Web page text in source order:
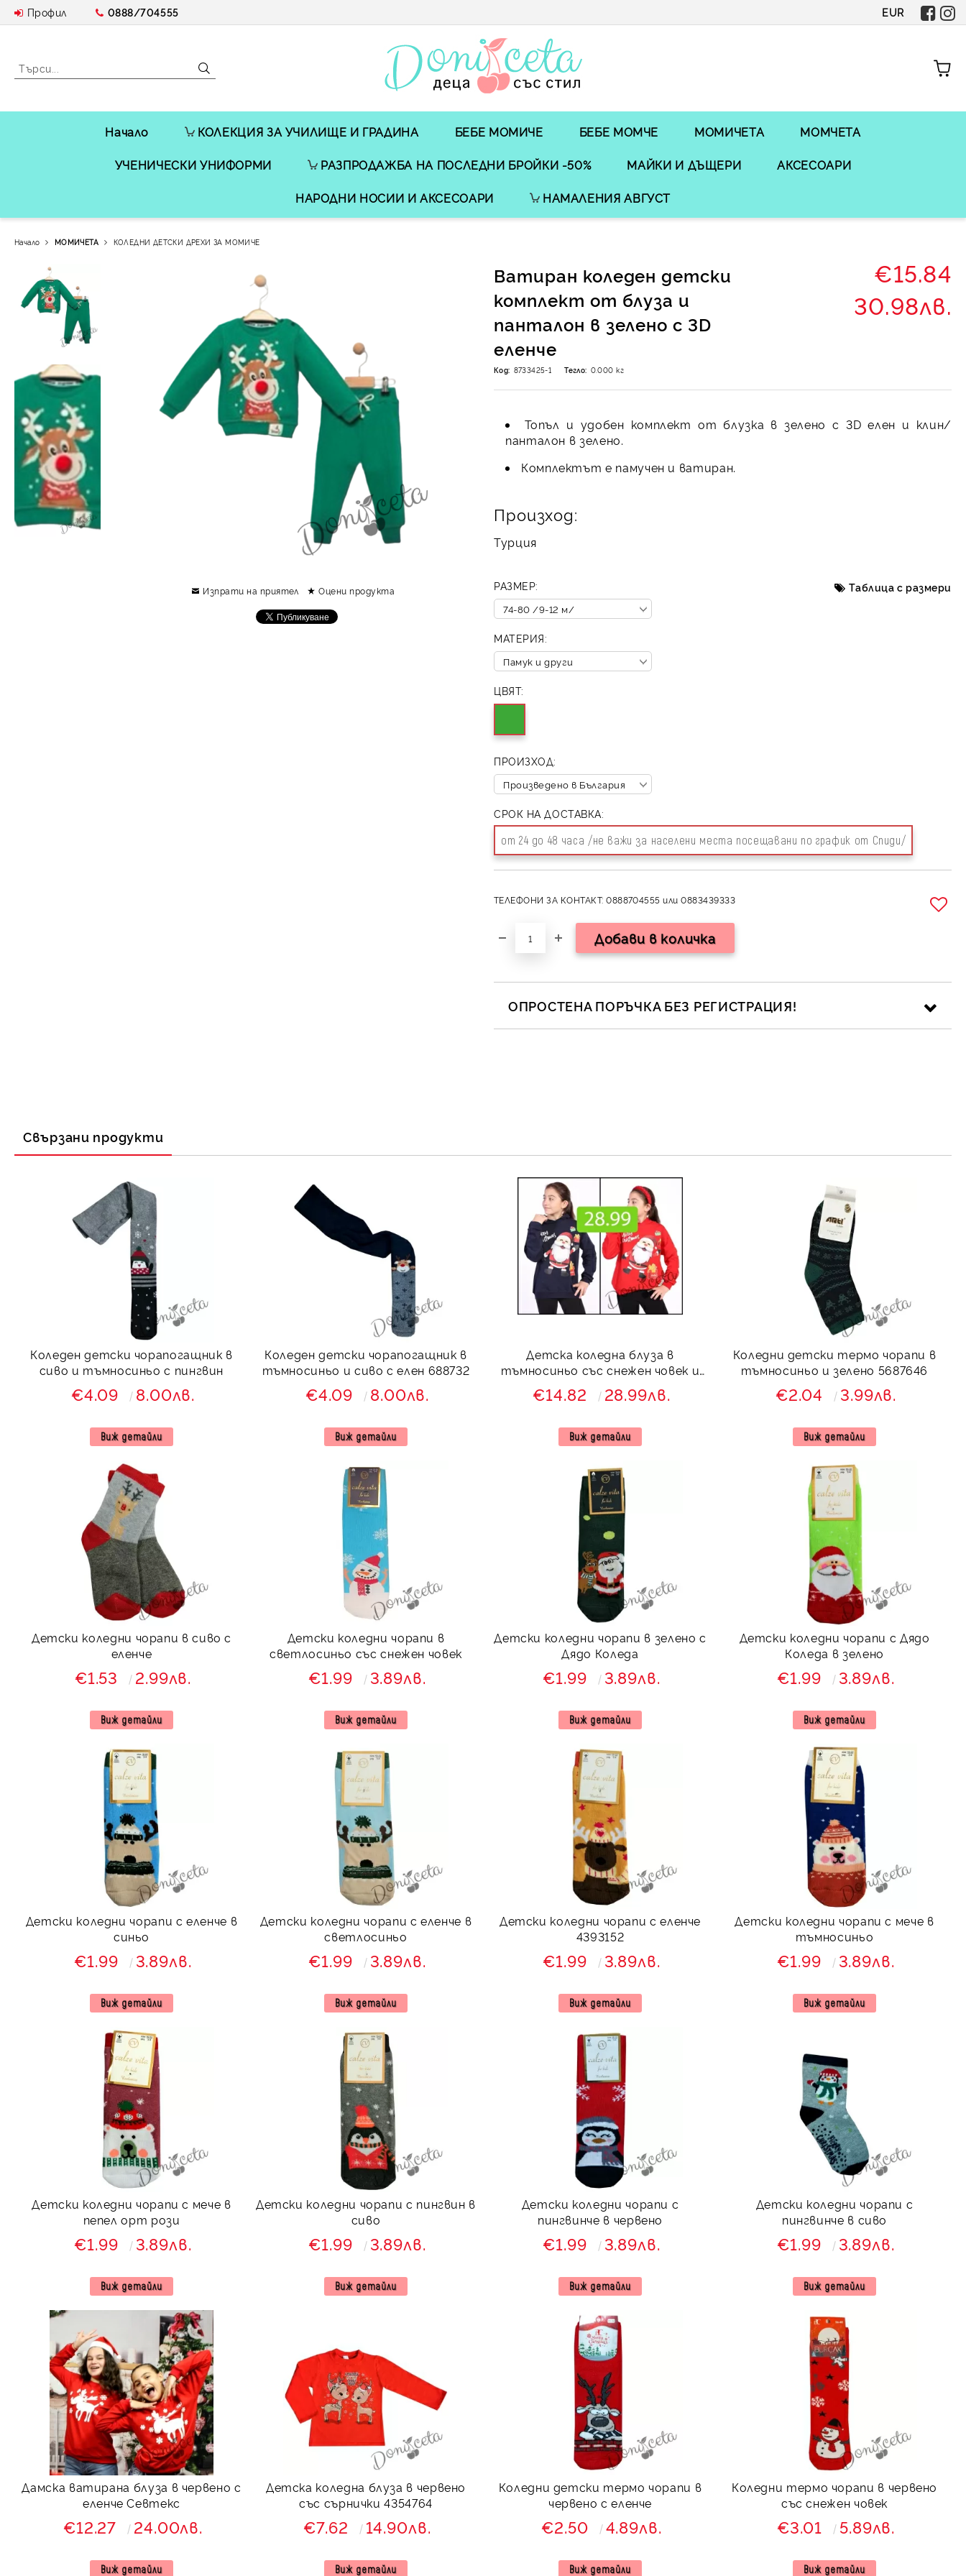
Профил 0888/704555 EUR
Начало КОЛЕКЦИЯ ЗА УЧИЛИЩЕ И ГРАДИНА БЕБЕ МОМИЧЕ БЕБЕ МОМЧЕ МОМИЧЕТА МОМЧЕТА
УЧЕНИЧЕСКИ УНИФОРМИ РАЗПРОДАЖБА НА ПОСЛЕДНИ БРОЙКИ -50% МАЙКИ И ДЪЩЕРИ АКСЕСОАРИ
НАРОДНИ НОСИИ И АКСЕСОАРИ НАМАЛЕНИЯ АВГУСТ
Начало МОМИЧЕТА КОЛЕДНИ ДЕТСКИ ДРЕХИ ЗА МОМИЧЕ
Ватиран коледен детски
комплект от блуза и
панталон в зелено с 3D
еленче
€15.84
30.98лв.
Код: 8733425-1 Тегло: 0.000 кг
Топъл и удобен комплект от блузка в зелено с 3D елен и клин/
панталон в зелено.
Комплектът е памучен и ватиран.
Произход:
Турция
РАЗМЕР: Таблица с размери
МАТЕРИЯ:
ЦВЯТ:
ПРОИЗХОД:
СРОК НА ДОСТАВКА:
от 24 до 48 часа /не важи за населени места посещавани по график от Спиди/
ТЕЛЕФОНИ ЗА КОНТАКТ: 0888704555 или 0883439333
ОПРОСТЕНА ПОРЪЧКА БЕЗ РЕГИСТРАЦИЯ!
Изпрати на приятел Оцени продукта
Свързани продукти
Коледен детски чорапогащник в
сиво и тъмносиньо с пингвин
€4.09 8.00лв.
Виж детайли
Коледен детски чорапогащник в
тъмносиньо и сиво с елен 688732
€4.09 8.00лв.
Виж детайли
Детска коледна блуза в
тъмносиньо със снежен човек и
надпис
€14.82 28.99лв.
Виж детайли
Коледни детски термо чорапи в
тъмносиньо и зелено 5687646
€2.04 3.99лв.
Виж детайли
Детски коледни чорапи в сиво с
еленче
€1.53 2.99лв.
Виж детайли
Детски коледни чорапи в
светлосиньо със снежен човек
€1.99 3.89лв.
Виж детайли
Детски коледни чорапи в зелено с
Дядо Коледа
€1.99 3.89лв.
Виж детайли
Детски коледни чорапи с Дядо
Коледа в зелено
€1.99 3.89лв.
Виж детайли
Детски коледни чорапи с еленче в
синьо
€1.99 3.89лв.
Виж детайли
Детски коледни чорапи с еленче в
светлосиньо
€1.99 3.89лв.
Виж детайли
Детски коледни чорапи с еленче
4393152
€1.99 3.89лв.
Виж детайли
Детски коледни чорапи с мече в
тъмносиньо
€1.99 3.89лв.
Виж детайли
Детски коледни чорапи с мече в
пепел орт рози
€1.99 3.89лв.
Виж детайли
Детски коледни чорапи с пингвин в
сиво
€1.99 3.89лв.
Виж детайли
Детски коледни чорапи с
пингвинче в червено
€1.99 3.89лв.
Виж детайли
Детски коледни чорапи с
пингвинче в сиво
€1.99 3.89лв.
Виж детайли
Дамска ватирана блуза в червено с
еленче Севтекс
€12.27 24.00лв.
Виж детайли
Детска коледна блуза в червено
със сърнички 4354764
€7.62 14.90лв.
Виж детайли
Коледни детски термо чорапи в
червено с еленче
€2.50 4.89лв.
Виж детайли
Коледни термо чорапи в червено
със снежен човек
€3.01 5.89лв.
Виж детайли